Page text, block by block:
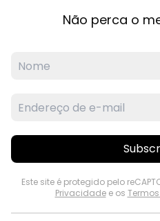
Não perca o
Este site é protegido pelo
Privacidadee os